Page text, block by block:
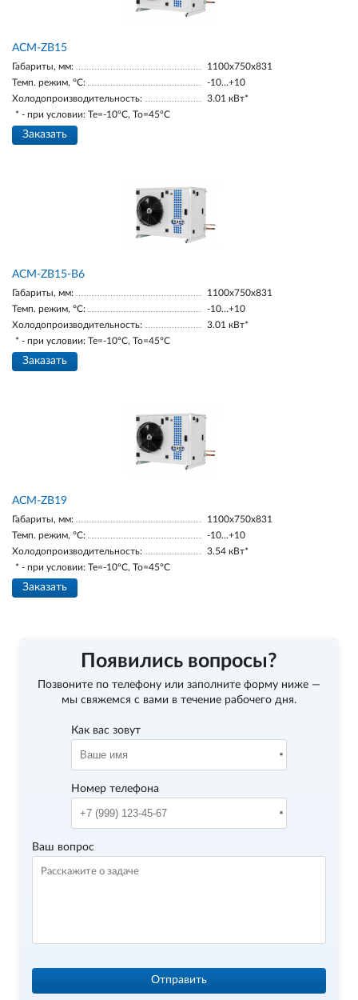
ACM-ZB15
Габариты, мм:
1100х750х831
Темп. режим, °С:
-10…+10
Холодопроизводительность:
3.01 кВт*
* - при условии: Te=-10ºC, To=45ºC
Заказать
ACM-ZB15-В6
Габариты, мм:
1100х750х831
Темп. режим, °С:
-10…+10
Холодопроизводительность:
3.01 кВт*
* - при условии: Te=-10ºC, To=45ºC
Заказать
ACM-ZB19
Габариты, мм:
1100х750х831
Темп. режим, °С:
-10...+10
Холодопроизводительность:
3.54 кВт*
* - при условии: Te=-10ºC, To=45ºC
Заказать
Появились вопросы?
Позвоните по телефону или заполните форму ниже —
мы свяжемся с вами в течение рабочего дня.
Как вас зовут
Номер телефона
Ваш вопрос
Отправить